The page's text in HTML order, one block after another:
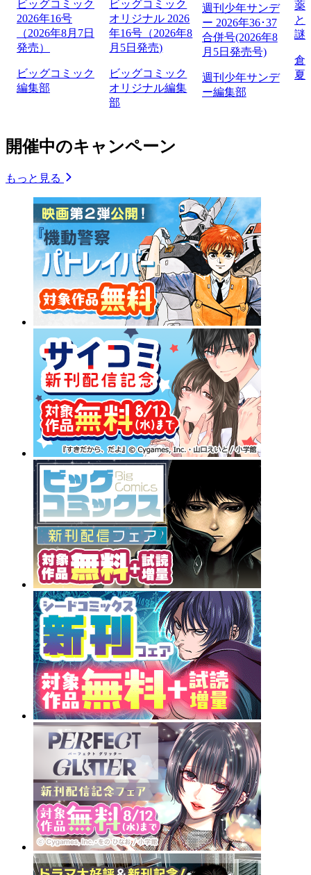
ビッグコミック
2026年16号
（2026年8月7日
発売）
ビッグコミック
編集部
ビッグコミック
オリジナル 2026
年16号（2026年8
月5日発売)
ビッグコミック
オリジナル編集
部
週刊少年サンデ
ー 2026年36･37
合併号(2026年8
月5日発売号)
週刊少年サンデ
ー編集部
薬
と
謎
倉
夏
開催中のキャンペーン
もっと見る